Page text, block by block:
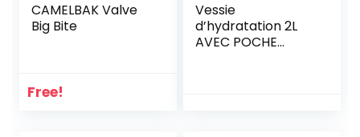
CAMELBAK Valve
Big Bite
Free!
Vessie
d’hydratation 2L
AVEC POCHE